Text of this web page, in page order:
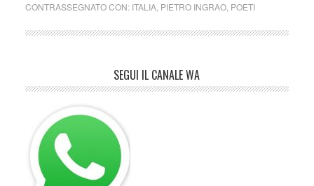
CONTRASSEGNATO CON: ITALIA, PIETRO INGRAO, POETI
SEGUI IL CANALE WA